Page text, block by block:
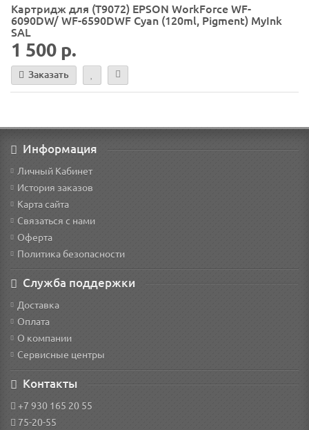
Картридж для (T9072) EPSON WorkForce WF-
6090DW/ WF-6590DWF Cyan (120ml, Pigment) MyInk
SAL
1 500 р.
Заказать
Информация
Личный Кабинет
История заказов
Карта сайта
Связаться с нами
Оферта
Политика безопасности
Служба поддержки
Доставка
Оплата
О компании
Сервисные центры
Контакты
+7 930 165 20 55
75-20-55